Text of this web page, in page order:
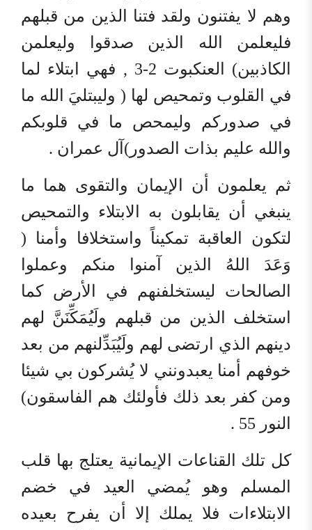
وهم لا يفتنون ولقد فتنا الذين من قبلهم
فليعلمن الله الذين صدقوا وليعلمن
الكاذبين) العنكبوت 2-3 , فهي ابتلاء لما
في القلوب وتمحيص لها ( وليبتليَ الله ما
في صدوركم وليمحص ما في قلوبكم
والله عليم بذات الصدور)آل عمران .
ثم يعلمون أن الإيمان والتقوى هما ما
ينبغي أن يقابلون به الابتلاء والتمحيص
لتكون العاقبة تمكيناً واستخلافا وأمنا (
وَعَدَ اللهُ الذين آمنوا منكم وعملوا
الصالحات ليستخلفنهم في الأرض كما
استخلف الذين من قبلهم ولَيُمَكِّنَنَّ لهم
دينهم الذي ارتضى لهم ولَيُبَدِّلنهم من بعد
خوفهم أمنا يعبدونني لا يُشركون بي شيئا
ومن كفر بعد ذلك فأولئك هم الفاسقون)
النور 55 .
كل تلك القناعات الإيمانية يعتلج بها قلب
المسلم وهو يُمضي العيد في خضم
الابتلاءات فلا يملك إلا أن يفرح بعيده